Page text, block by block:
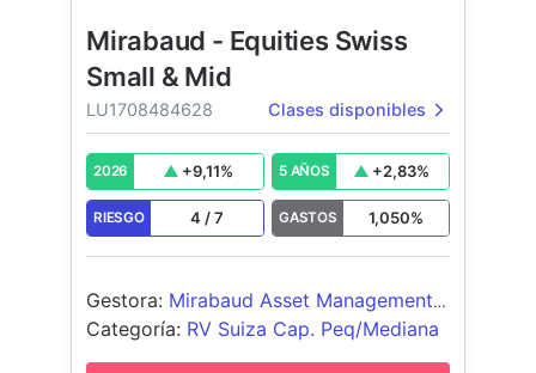
Mirabaud - Equities Swiss
Small & Mid
LU1708484628 Clases disponibles
2026 +9,11% 5 AÑOS +2,83%
RIESGO 4 /7 GASTOS 1,050%
Gestora: Mirabaud Asset Management
(Suisse) SA
Categoría: RV Suiza Cap. Peq/Mediana